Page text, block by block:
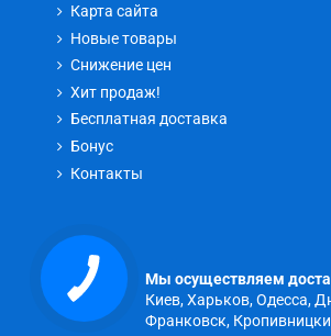
Карта сайта
Новые товары
Снижение цен
Хит продаж!
Бесплатная доставка
Бонус
Контакты
Мы осуществляем
Киев, Харьков, Одесса,
Франковск,